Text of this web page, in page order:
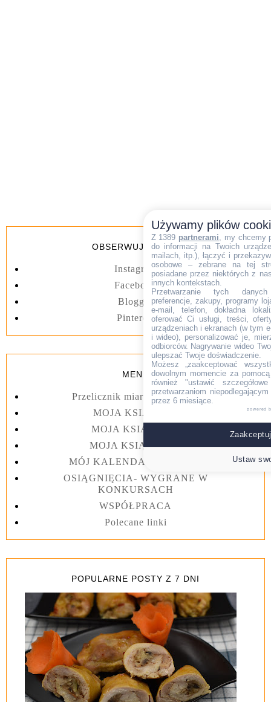
OBSERWUJ BLOGA
Instagram
Facebook
Blogger
Pinterest
MENU
Przelicznik miar kuchennych
MOJA KSIĄŻKA I
MOJA KSIĄŻKA II
MOJA KSIĄŻKA III
MÓJ KALENDARZ 2023 rok
OSIĄGNIĘCIA- WYGRANE W
KONKURSACH
WSPÓŁPRACA
Polecane linki
POPULARNE POSTY Z 7 DNI
Używamy plików
Z 1389 partnerami , my chcemy
do informacji na Twoich
mailach, itp.), łączyć i
osobowe – zebrane na tej
posiadane przez niektórych z
innych kontekstach.
Przetwarzanie tych danych
preferencje, zakupy, programy
e-mail, telefon, dokładna
oferować Ci usługi, treści,
urządzeniach i ekranach (w tym
i wideo), personalizować je,
odbiorców. Nagrywanie wideo
ulepszać Twoje doświadczenie.
Możesz „zaakceptować
dowolnym momencie za
również "ustawić
przetwarzaniom
przez 6 miesiące.
powered
Ustaw